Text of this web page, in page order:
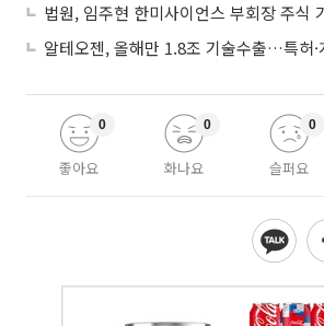
법원, 임주현 한미사이언스 부회장 주식
좋아요
0
화나요
0
슬퍼요
0